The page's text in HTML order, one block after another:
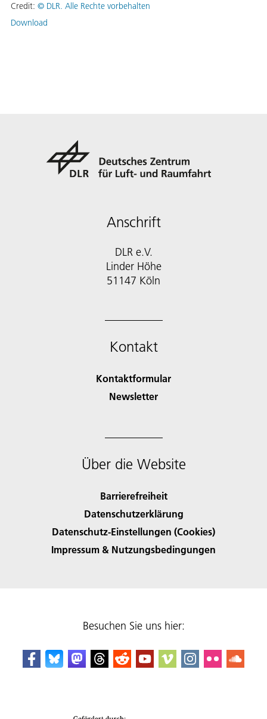
Credit: © DLR. Alle Rechte vorbehalten
Download
Anschrift
DLR e.V.
Linder Höhe
51147 Köln
Kontakt
Kontaktformular
Newsletter
Über die Website
Barrierefreiheit
Datenschutzerklärung
Datenschutz-Einstellungen (Cookies)
Impressum & Nutzungsbedingungen
Besuchen Sie uns hier: